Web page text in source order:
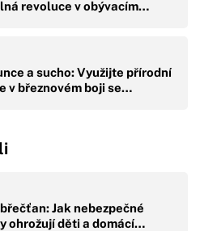
revoluce v obývacím…
a sucho: Využijte přírodní
v březnovém boji se…
Jak nebezpečné
ohrožují děti a domácí…